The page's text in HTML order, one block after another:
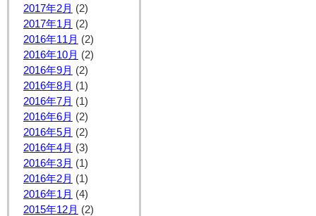
2017年2月 (2)
2017年1月 (2)
2016年11月 (2)
2016年10月 (2)
2016年9月 (2)
2016年8月 (1)
2016年7月 (1)
2016年6月 (2)
2016年5月 (2)
2016年4月 (3)
2016年3月 (1)
2016年2月 (1)
2016年1月 (4)
2015年12月 (2)